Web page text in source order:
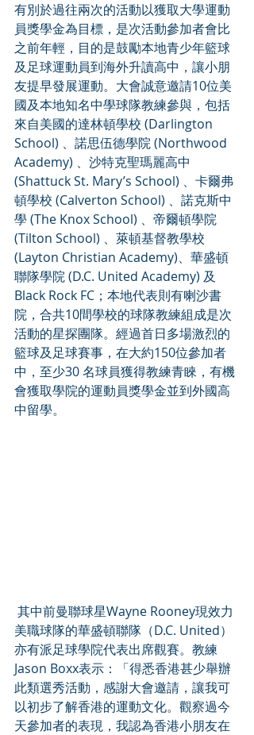
有別於過往兩次的活動以獲取大學運動
員獎學金為目標，是次活動參加者會比
之前年輕，目的是鼓勵本地青少年籃球
及足球運動員到海外升讀高中，讓小朋
友提早發展運動。大會誠意邀請10位美
國及本地知名中學球隊教練參與，包括
來自美國的達林頓學校 (Darlington
School) 、諾思伍德學院 (Northwood
Academy) 、沙特克聖瑪麗高中
(Shattuck St. Mary’s School) 、卡爾弗
頓學校 (Calverton School) 、諾克斯中
學 (The Knox School) 、帝爾頓學院
(Tilton School) 、萊頓基督教學校
(Layton Christian Academy)、華盛頓
聯隊學院 (D.C. United Academy) 及
Black Rock FC；本地代表則有喇沙書
院，合共10間學校的球隊教練組成是次
活動的星探團隊。經過首日多場激烈的
籃球及足球賽事，在大約150位參加者
中，至少30 名球員獲得教練青睞，有機
會獲取學院的運動員獎學金並到外國高
中留學。
美職球隊的華盛頓聯隊（D.C. United）
亦有派足球學院代表出席觀賽。教練
Jason Boxx表示：「得悉香港甚少舉辦
此類選秀活動，感謝大會邀請，讓我可
以初步了解香港的運動文化。觀察過今
天參加者的表現，我認為香港小朋友在